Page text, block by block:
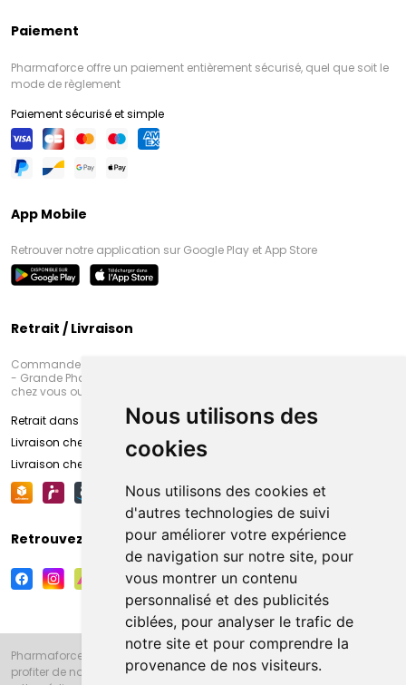
Nous utilisons des
cookies
Nous utilisons des cookies et
d'autres technologies de suivi
pour améliorer votre expérience
de navigation sur notre site, pour
vous montrer un contenu
personnalisé et des publicités
ciblées, pour analyser le trafic de
notre site et pour comprendre la
provenance de nos visiteurs.
Paiement
Pharmaforce offre un paiement entièrement sécurisé, quel que soit le
mode de règlement
Paiement sécurisé et simple
App Mobile
Retrouver notre application sur Google Play et App Store
Retrait / Livraison
Commandez en ligne et venez chercher votre commande à Amiens
- Grande Pharmacie d’Amiens (Fachon) ou recevez-là rapidement
chez vous ou en point retrait
Retrait dans la pharmacie d’Amiens
Livraison chez vous
Livraison chez votre commerçant
Retrouvez-nous sur vos réseaux sociaux
Pharmaforce.fr et la Grande Pharmacie d’Amiens vous souhaitent de
profiter de notre accueil, de nos conseils pharmaceutiques,